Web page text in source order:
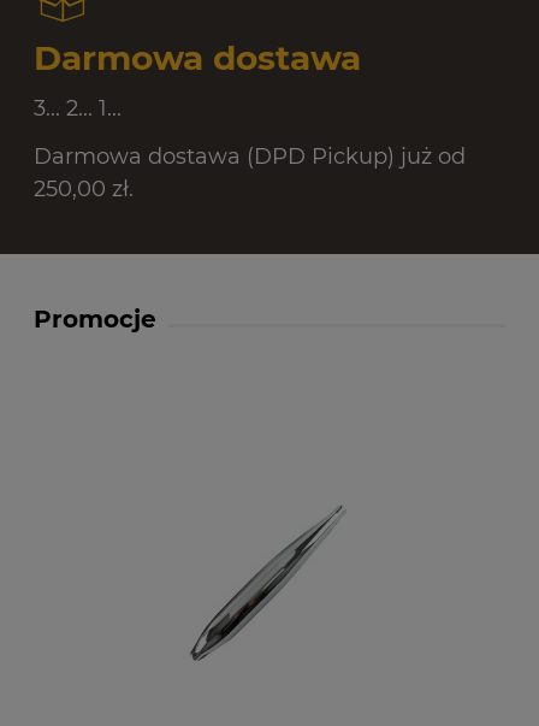
Darmowa dostawa
3... 2... 1...
Darmowa dostawa (DPD Pickup) już od
250,00 zł.
Promocje